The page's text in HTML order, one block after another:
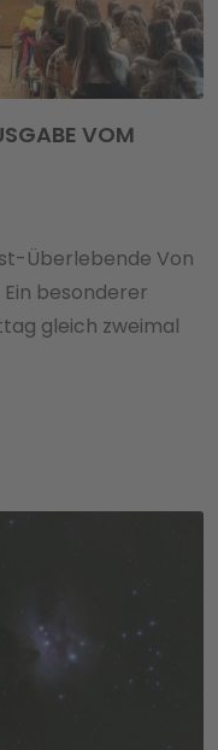
VOM
Überlebende Von
besonderer
gleich zweimal